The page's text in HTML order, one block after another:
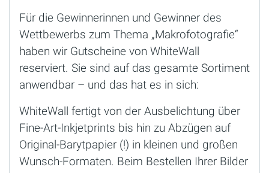
Für die Gewinnerinnen und Gewinner des
Wettbewerbs zum Thema „Makrofotografie“
haben wir Gutscheine von WhiteWall
reserviert. Sie sind auf das gesamte Sortiment
anwendbar – und das hat es in sich:
WhiteWall fertigt von der Ausbelichtung über
Fine-Art-Inkjetprints bis hin zu Abzügen auf
Original-Barytpapier (!) in kleinen und großen
Wunsch-Formaten. Beim Bestellen Ihrer Bilder